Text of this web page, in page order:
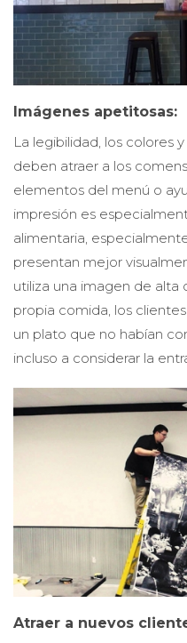
Imágenes apetitosas:
La legibilidad, los colores
deben atraer a los
elementos del menú o
impresión es
alimentaria,
presentan mejor
utiliza una imagen de alta
propia comida, los
un plato que no habían
incluso a considerar la
Atraer a nuevos